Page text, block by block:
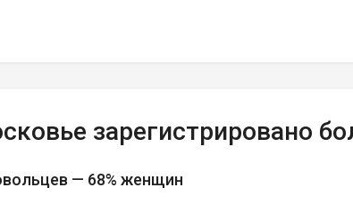
зарегистрировано
— 68% женщин